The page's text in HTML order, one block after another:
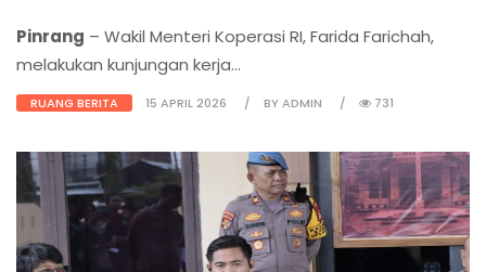
Pinrang – Wakil Menteri Koperasi RI, Farida Farichah,
melakukan kunjungan kerja...
RUANG BERITA 15 APRIL 2026 BY ADMIN 731